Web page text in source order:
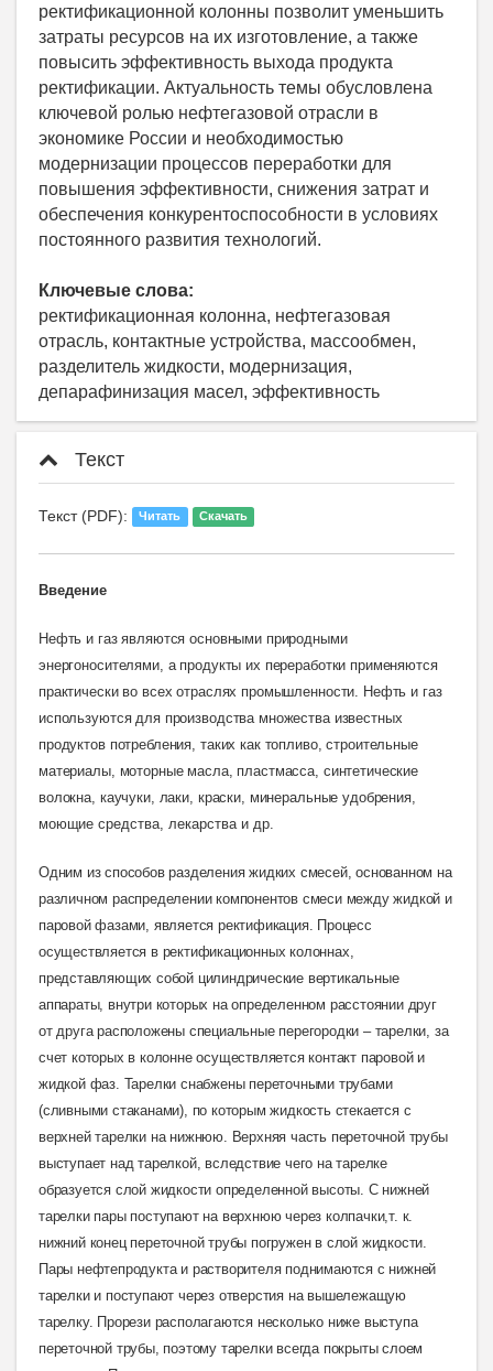
ректификационной колонны позволит уменьшить
затраты ресурсов на их изготовление, а также
повысить эффективность выхода продукта
ректификации. Актуальность темы обусловлена
ключевой ролью нефтегазовой отрасли в
экономике России и необходимостью
модернизации процессов переработки для
повышения эффективности, снижения затрат и
обеспечения конкурентоспособности в условиях
постоянного развития технологий.
Ключевые слова:
ректификационная колонна, нефтегазовая
отрасль, контактные устройства, массообмен,
разделитель жидкости, модернизация,
депарафинизация масел, эффективность
Текст
Текст (PDF): Читать Скачать
Введение
Нефть и газ являются основными природными
энергоносителями, а продукты их переработки применяются
практически во всех отраслях промышленности. Нефть и газ
используются для производства множества известных
продуктов потребления, таких как топливо, строительные
материалы, моторные масла, пластмасса, синтетические
волокна, каучуки, лаки, краски, минеральные удобрения,
моющие средства, лекарства и др.
Одним из способов разделения жидких смесей, основанном на
различном распределении компонентов смеси между жидкой и
паровой фазами, является ректификация. Процесс
осуществляется в ректификационных колоннах,
представляющих собой цилиндрические вертикальные
аппараты, внутри которых на определенном расстоянии друг
от друга расположены специальные перегородки – тарелки, за
счет которых в колонне осуществляется контакт паровой и
жидкой фаз. Тарелки снабжены переточными трубами
(сливными стаканами), по которым жидкость стекается с
верхней тарелки на нижнюю. Верхняя часть переточной трубы
выступает над тарелкой, вследствие чего на тарелке
образуется слой жидкости определенной высоты. С нижней
тарелки пары поступают на верхнюю через колпачки,т. к.
нижний конец переточной трубы погружен в слой жидкости.
Пары нефтепродукта и растворителя поднимаются с нижней
тарелки и поступают через отверстия на вышележащую
тарелку. Прорези располагаются несколько ниже выступа
переточной трубы, поэтому тарелки всегда покрыты слоем